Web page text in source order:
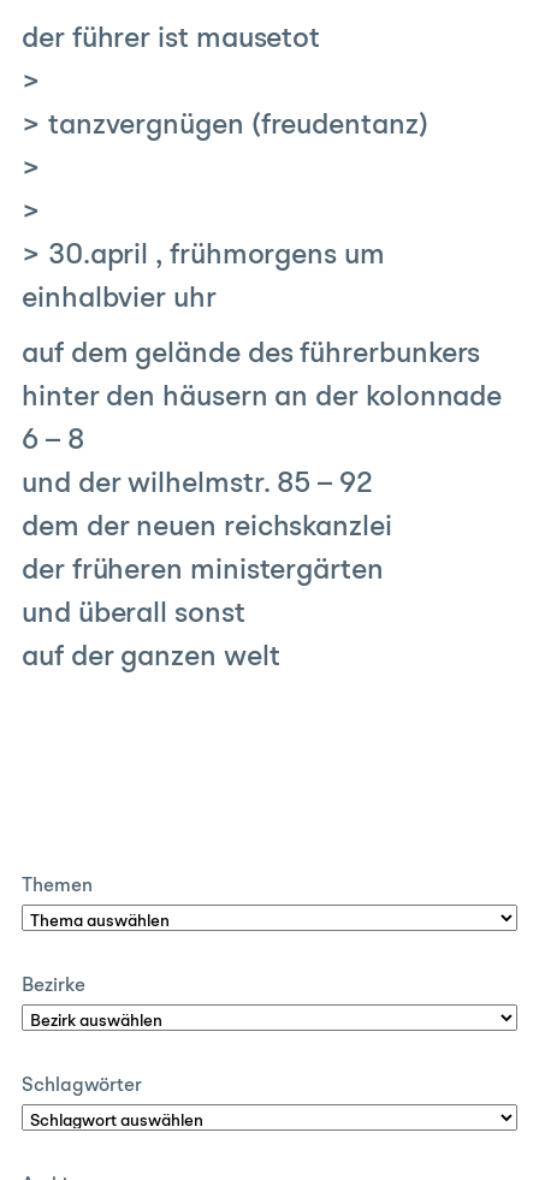
der führer ist mausetot
>
> tanzvergnügen (freudentanz)
>
>
> 30.april , frühmorgens um
einhalbvier uhr
auf dem gelände des führerbunkers
hinter den häusern an der kolonnade
6 – 8
und der wilhelmstr. 85 – 92
dem der neuen reichskanzlei
der früheren ministergärten
und überall sonst
auf der ganzen welt
Themen
Bezirke
Schlagwörter